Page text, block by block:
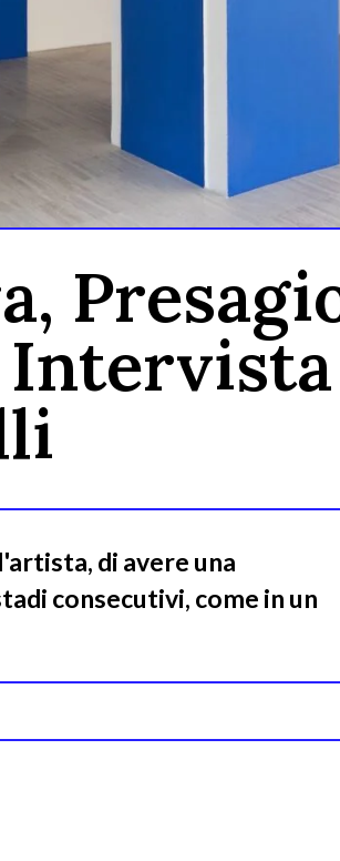
di avere una
consecutivi, come in un